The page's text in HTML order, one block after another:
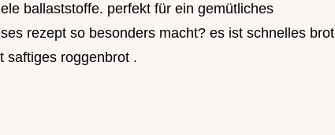
ballaststoffe. perfekt für ein gemütliches
rezept so besonders macht? es ist schnelles brot
saftiges roggenbrot .